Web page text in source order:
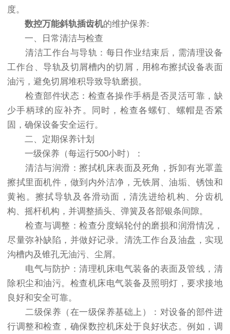
度。
数控万能斜轨插齿机的维护保养:
一、日常清洁与检查
清洁工作台与导轨：每日作业结束后，需清理设备
工作台、导轨及切屑槽内的切屑，用棉布擦拭设备表面
油污，避免切屑堆积导致导轨磨损。
检查部件状态：检查各操作手柄是否灵活可靠，缺
少手柄球的应补齐。同时，检查各螺钉、螺帽是否紧
固，确保设备安全运行。
二、定期保养计划
一级保养（每运行500小时）：
清洁与润滑：擦拭机床表面及死角，拆卸有光罩盖
擦拭里面机件，做到内外洁净，无铁屑、油垢、锈蚀和
黄袍。擦拭导轨及各滑动面，清洗进给机构、分齿机
构、摇杆机构，并调整插头、弹簧及各部银条间隙。
检查与调整：检查分度蜗轮付的磨损和润滑情况，
尽量弥补缺陷，并做好记录。清洗工作台及油盘，实现
沟槽内及锥孔无油污、尘屑。
电气与防护：清理机床电气装备的表面及管线，清
除积尘和油污。检查机床电气装备及照明灯，要求接地
良好和安全可靠。
二级保养（在一级保养基础上）：对设备的部件进
行调整和检查，确保数控机床处于良好状态。例如，调